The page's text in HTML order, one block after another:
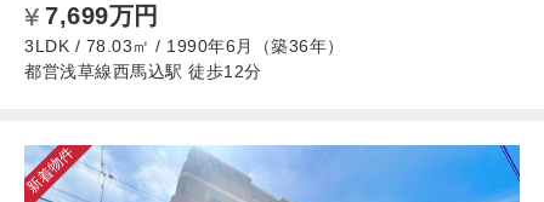
7,699万円
3LDK / 78.03㎡ / 1990年6月（築36年）
都営浅草線西馬込駅 徒歩12分
新着物件